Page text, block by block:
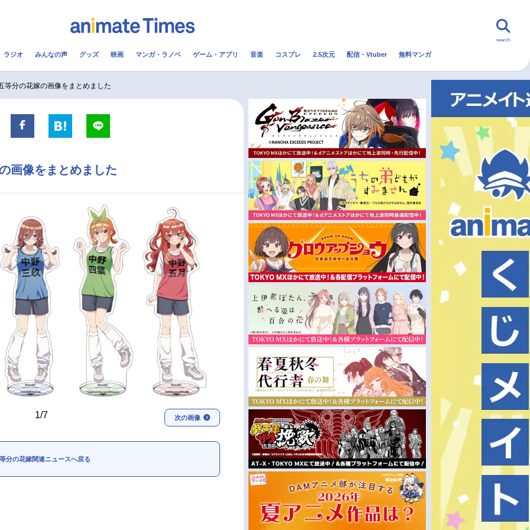
配信・Vtuber トレンド 無料マンガ
実写化映画一覧
男性声優/女性声優一覧
今期アニメ曜日別一覧
夏アニメ
秋アニメ
冬アニメ
FOLLOW US
search
ラジオ みんなの声 グッズ 映画 マンガ・ラノベ ゲーム・アプリ 音楽 コスプレ 2.5次元 配信・Vtuber 無料マンガ
等分の花嫁の画像をまとめました
画像をまとめました
1/7 次の画像
分の花嫁関連ニュースへ戻る